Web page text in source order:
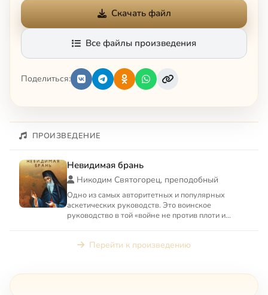
Скачать файл
Все файлы произведения
Поделиться:
ПРОИЗВЕДЕНИЕ
Невидимая брань
Никодим Святогорец, преподобный
Одно из самых авторитетных и популярных
аскетических руководств. Это воинское
руководство в той «войне не против плоти и
Перейти к произведению